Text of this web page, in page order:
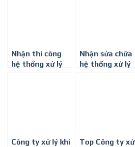
Nhận thi công
hệ thống xử lý
Nhận sửa chữa
hệ thống xử lý
Công ty xử lý khí
Top Công ty xử